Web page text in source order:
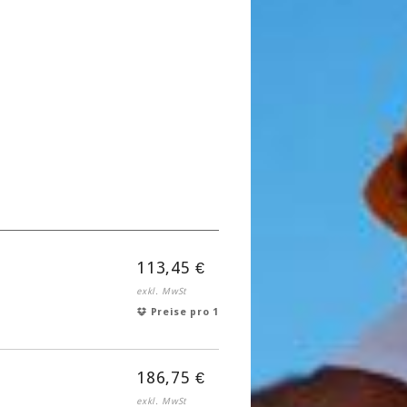
113,45 €
exkl. MwSt
Preise pro 1
186,75 €
exkl. MwSt